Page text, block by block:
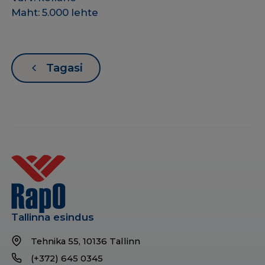
Maht: 5.000 lehte
Tagasi
Tallinna esindus
Tehnika 55, 10136 Tallinn
(+372) 645 0345